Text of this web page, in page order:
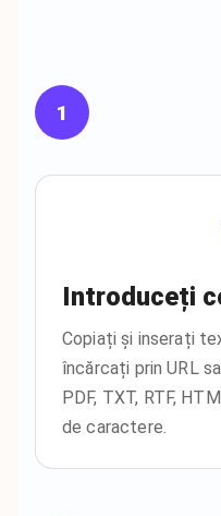
1
Introduceți
Copiați și inserați
încărcați prin URL
PDF, TXT, RTF,
de caractere.